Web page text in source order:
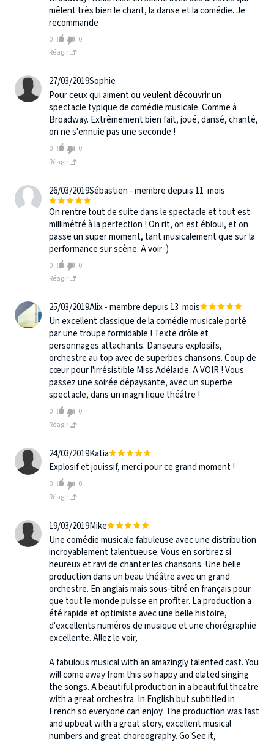
mêlent très bien le chant, la danse et la comédie. Je
recommande
0
0
Réagir
27/03/2019Sophie
Pour ceux qui aiment ou veulent découvrir un
spectacle typique de comédie musicale. Comme à
Broadway. Extrêmement bien fait, joué, dansé, chanté,
on ne s'ennuie pas une seconde !
0
0
Réagir
26/03/2019Sébastien - membre depuis 11 mois
On rentre tout de suite dans le spectacle et tout est
millimétré à la perfection ! On rit, on est ébloui, et on
passe un super moment, tant musicalement que sur la
performance sur scène. A voir :)
0
0
Réagir
25/03/2019Alix - membre depuis 13 mois
Un excellent classique de la comédie musicale porté
par une troupe formidable ! Texte drôle et
personnages attachants. Danseurs explosifs,
orchestre au top avec de superbes chansons. Coup de
cœur pour l'irrésistible Miss Adélaïde. A VOIR ! Vous
passez une soirée dépaysante, avec un superbe
spectacle, dans un magnifique théâtre !
0
0
Réagir
24/03/2019Katia
Explosif et jouissif, merci pour ce grand moment !
0
0
Réagir
19/03/2019Mike
Une comédie musicale fabuleuse avec une distribution
incroyablement talentueuse. Vous en sortirez si
heureux et ravi de chanter les chansons. Une belle
production dans un beau théâtre avec un grand
orchestre. En anglais mais sous-titré en français pour
que tout le monde puisse en profiter. La production a
été rapide et optimiste avec une belle histoire,
d'excellents numéros de musique et une chorégraphie
excellente. Allez le voir,
A fabulous musical with an amazingly talented cast. You
will come away from this so happy and elated singing
the songs. A beautiful production in a beautiful theatre
with a great orchestra. In English but subtitled in
French so everyone can enjoy. The production was fast
and upbeat with a great story, excellent musical
numbers and great choreography. Go See it,